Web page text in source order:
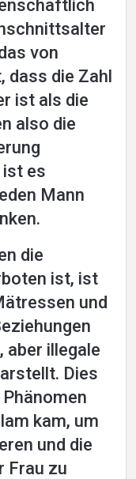
von
dass die Zahl
ist als die
also die
ist es
Mann
die
ist, ist
und
aber illegale
Dies
kam, um
und die
Frau zu